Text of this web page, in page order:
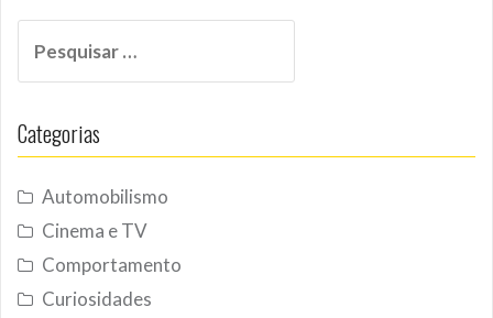
por:
Categorias
Automobilismo
Cinema e TV
Comportamento
Curiosidades